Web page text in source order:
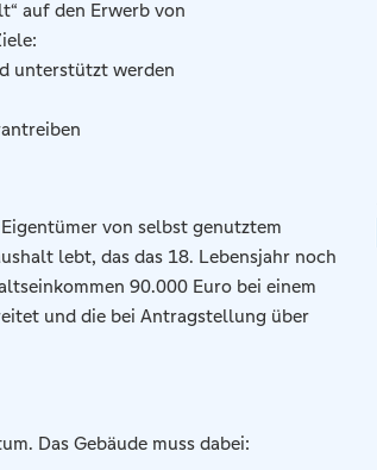
auf den Erwerb von
unterstützt werden
von selbst genutztem
lebt, das das 18. Lebensjahr noch
90.000 Euro bei einem
und die bei Antragstellung über
Das Gebäude muss dabei: